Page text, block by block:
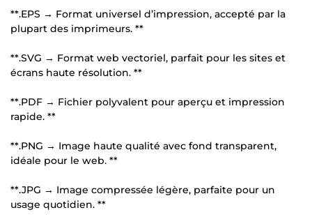
**.EPS → Format universel d’impression, accepté par la
plupart des imprimeurs. **
**.SVG → Format web vectoriel, parfait pour les sites et
écrans haute résolution. **
**.PDF → Fichier polyvalent pour aperçu et impression
rapide. **
**.PNG → Image haute qualité avec fond transparent,
idéale pour le web. **
**.JPG → Image compressée légère, parfaite pour un
usage quotidien. **